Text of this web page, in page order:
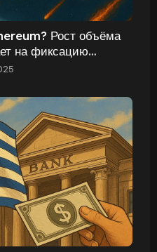
Рост объёма
на фиксацию